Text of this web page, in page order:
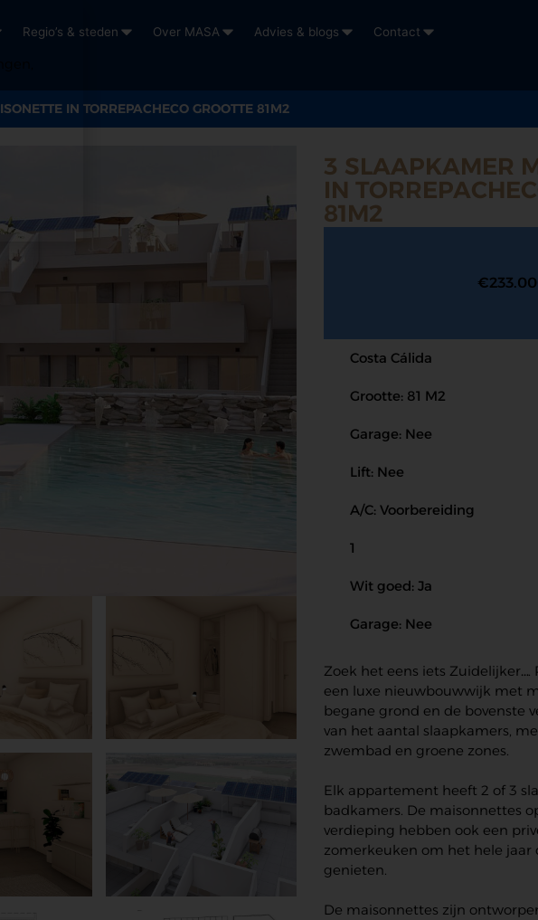
Regio’s & steden Over MASA Advies & blogs Contact
IN TORREPACHECO GROOTTE 81M2
3 SLAAPKAMER
IN
81M2
Costa Cálida
Grootte: 81 M2
Garage: Nee
Lift: Nee
A/C: Voorbereiding
1
Wit goed: Ja
Garage: Nee
Zoek het eens iets Zuidelijker….
een luxe nieuwbouwwijk met
begane grond en de bovenste
van het aantal slaapkamers,
zwembad en groene zones.
Elk appartement heeft 2 of 3
badkamers. De maisonnettes
verdieping hebben ook een
zomerkeuken om het hele jaar
genieten.
De maisonnettes zijn